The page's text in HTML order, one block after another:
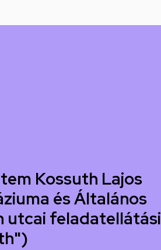
Kossuth Lajos
és Általános
utcai feladatellátási